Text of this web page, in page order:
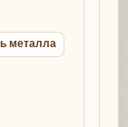
металла